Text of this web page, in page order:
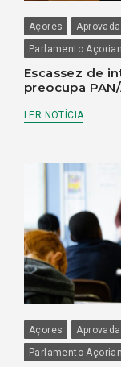
Açores
Parlamento
Escassez de
preocupa
LER NOTÍCIA
Açores
Parlamento